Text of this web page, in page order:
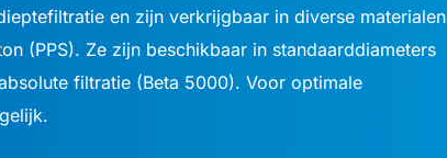
en zijn verkrijgbaar in diverse materialen
(PPS). Ze zijn beschikbaar in standaarddiameters
filtratie (Beta 5000). Voor optimale